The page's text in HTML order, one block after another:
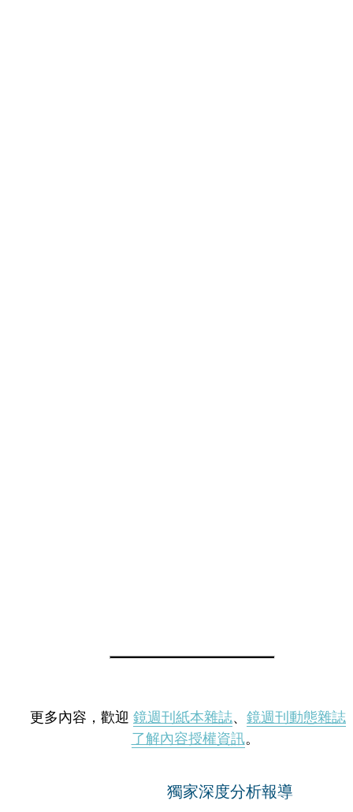
更多內容，歡迎 鏡週刊紙本雜誌、 鏡週刊動態雜誌
了解內容授權資訊。
獨家深度分析報導